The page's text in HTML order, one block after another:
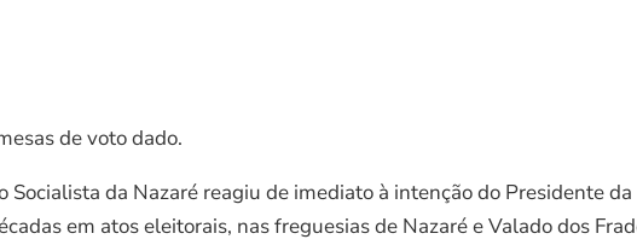
de voto dado.
da Nazaré reagiu de imediato à intenção do Presidente
em atos eleitorais, nas freguesias de Nazaré e Valado dos